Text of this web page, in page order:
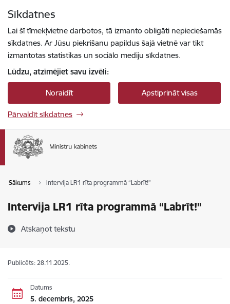
Sīkdatnes
Lai šī tīmekļvietne darbotos, tā izmanto obligāti nepieciešamās
sīkdatnes. Ar Jūsu piekrišanu papildus šajā vietnē var tikt
izmantotas statistikas un sociālo mediju sīkdatnes.
Lūdzu, atzīmējiet savu izvēli:
Noraidīt Apstiprināt visas
Pārvaldīt sīkdatnes
Sākums Intervija LR1 rīta programmā “Labrīt!”
Intervija LR1 rīta programmā “Labrīt!”
Atskaņot tekstu
Publicēts: 28.11.2025.
Datums
5. decembris, 2025